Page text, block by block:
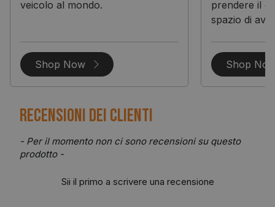
veicolo al mondo.
Shop Now
prendere il
spazio di
Shop
Recensioni dei clienti
- Per il momento non ci sono recensioni su questo
prodotto -
Sii il primo a scrivere una recensione
New content loaded